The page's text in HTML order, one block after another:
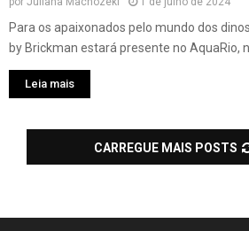
Para os apaixonados pelo mundo dos
by Brickman estará presente no AquaRio,
Leia mais
CARREGUE MAIS POSTS